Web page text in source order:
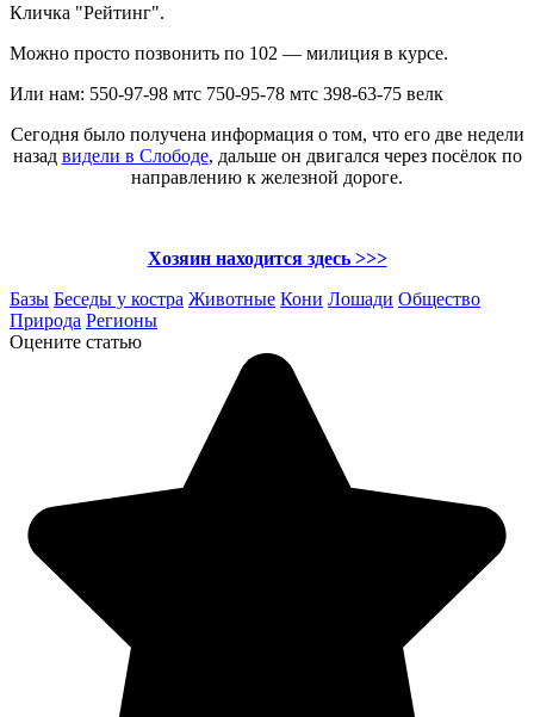
Кличка "Рейтинг".
Можно просто позвонить по 102 — милиция в курсе.
Или нам: 550-97-98 мтс 750-95-78 мтс 398-63-75 велк
Сегодня было получена информация о том, что его две недели
назад видели в Слободе, дальше он двигался через посёлок по
направлению к железной дороге.
Хозяин находится здесь >>>
Базы Беседы у костра Животные Кони Лошади Общество
Природа Регионы
Оцените статью